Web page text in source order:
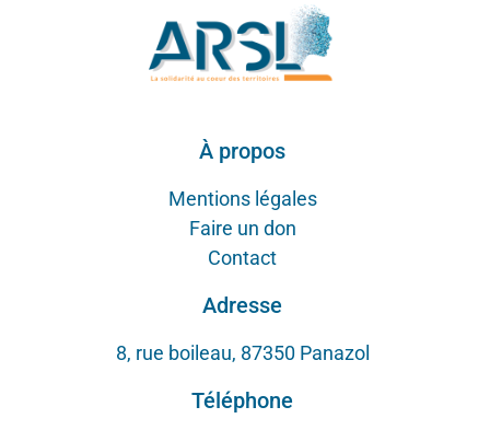
À propos
Mentions légales
Faire un don
Contact
Adresse
8, rue boileau, 87350 Panazol
Téléphone